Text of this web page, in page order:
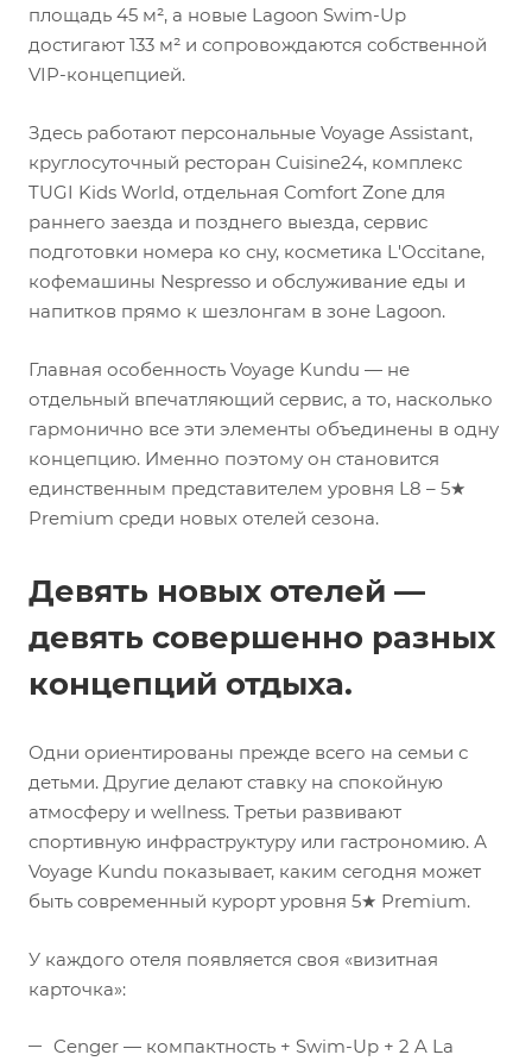
площадь 45 м², а новые Lagoon Swim-Up
достигают 133 м² и сопровождаются собственной
VIP-концепцией.
Здесь работают персональные Voyage Assistant,
круглосуточный ресторан Cuisine24, комплекс
TUGI Kids World, отдельная Comfort Zone для
раннего заезда и позднего выезда, сервис
подготовки номера ко сну, косметика L'Occitane,
кофемашины Nespresso и обслуживание еды и
напитков прямо к шезлонгам в зоне Lagoon.
Главная особенность Voyage Kundu — не
отдельный впечатляющий сервис, а то, насколько
гармонично все эти элементы объединены в одну
концепцию. Именно поэтому он становится
единственным представителем уровня L8 – 5★
Premium среди новых отелей сезона.
Девять новых отелей —
девять совершенно разных
концепций отдыха.
Одни ориентированы прежде всего на семьи с
детьми. Другие делают ставку на спокойную
атмосферу и wellness. Третьи развивают
спортивную инфраструктуру или гастрономию. А
Voyage Kundu показывает, каким сегодня может
быть современный курорт уровня 5★ Premium.
У каждого отеля появляется своя «визитная
карточка»:
Cenger — компактность + Swim-Up + 2 A La